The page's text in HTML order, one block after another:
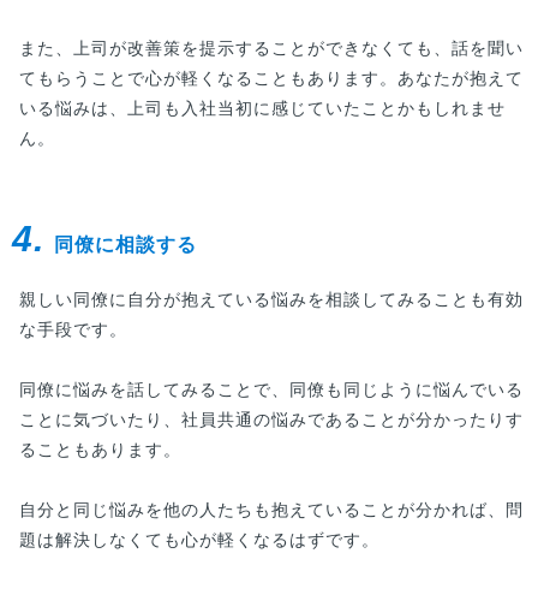
また、上司が改善策を提示することができなくても、話を聞い
てもらうことで心が軽くなることもあります。あなたが抱えて
いる悩みは、上司も入社当初に感じていたことかもしれませ
ん。
4. 同僚に相談する
親しい同僚に自分が抱えている悩みを相談してみることも有効
な手段です。
同僚に悩みを話してみることで、同僚も同じように悩んでいる
ことに気づいたり、社員共通の悩みであることが分かったりす
ることもあります。
自分と同じ悩みを他の人たちも抱えていることが分かれば、問
題は解決しなくても心が軽くなるはずです。